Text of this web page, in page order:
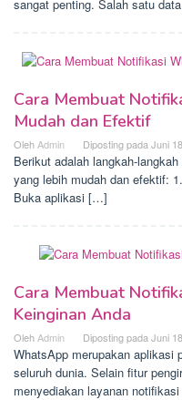
sangat penting. Salah satu
Cara Membuat
Mudah dan Efektif
Oleh Admin Diposting pada Juni
Berikut adalah langkah-
yang lebih mudah dan efektif:
Buka aplikasi […]
Cara Membuat
Keinginan Anda
Oleh Admin Diposting pada Juni
WhatsApp merupakan aplikasi
seluruh dunia. Selain fitur
menyediakan layanan